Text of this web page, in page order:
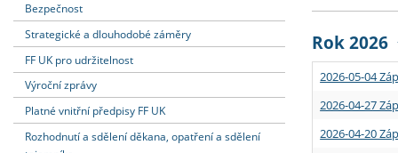
Dozvědět se více Strategie
Podpora
Podat přihlášku Učitelské
Dozvědět se více
Rigorózní
Dozvědět se více
Granty a
Dozvědět se více
Bezpečnost
Strategické a dlouhodobé záměry
FF UK pro udržitelnost
Výroční zprávy
Platné vnitřní předpisy FF UK
Rozhodnutí a sdělení děkana, opatření a sdělení
Rok 2026
2026-05-04
2026-04-27
2026-04-20